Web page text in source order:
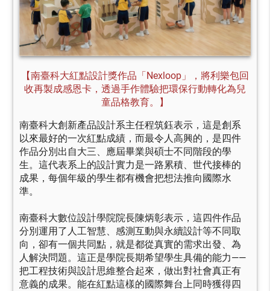
【南臺科大紅點設計獎作品「Nexloop」，將利樂包回
收再製成感恩卡，透過手作體驗把環保行動轉化為兒
童品格教育。】
南臺科大創新產品設計系主任程筑鈺表示，這是創系
以來最好的一次紅點成績，而最令人高興的，是四件
作品分別出自大三、應屆畢業與碩士不同階段的學
生。這代表系上的設計實力是一路累積、世代接棒的
成果，每個年級的學生都有機會把想法推向國際水
準。
南臺科大數位設計學院院長陳炳彰表示，這四件作品
分別運用了人工智慧、感測互動與永續設計等不同取
向，卻有一個共同點，就是都從真實的需求出發、為
人解決問題。這正是學院長期希望學生具備的能力——
把工程技術與設計思維整合起來，做出對社會真正有
意義的成果。能在紅點這樣的國際舞台上同時獲得四